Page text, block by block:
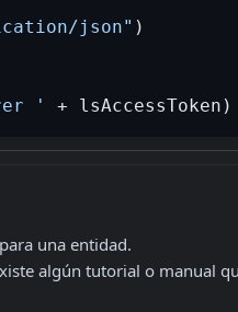
json" )
'
una entidad.
algún tutorial o manual